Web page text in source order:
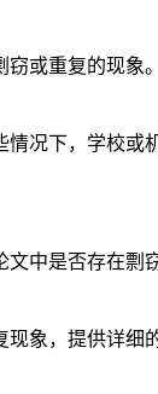
或重复的现
况下，学校或
是否存在剽
象，提供详